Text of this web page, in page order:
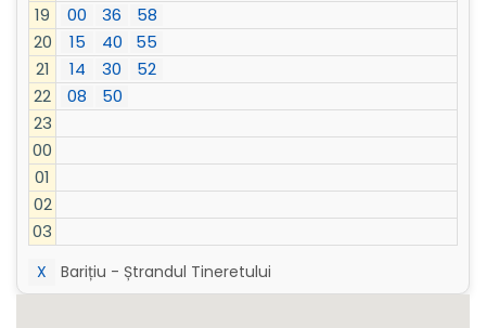
19
00 36
58
20
15 40
55
21
14 30
52
22
08
50
23
00
01
02
03
X Barițiu - Ștrandul Tineretului